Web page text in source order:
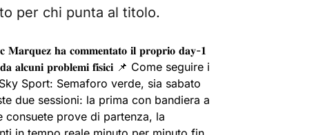
per chi punta al titolo.
𝐌𝐚𝐫𝐪𝐮𝐞𝐳 𝐡𝐚 𝐜𝐨𝐦𝐦𝐞𝐧𝐭𝐚𝐭𝐨 𝐢𝐥 𝐩𝐫𝐨𝐩𝐫𝐢𝐨 𝐝𝐚𝐲-𝟏
𝐚𝐥𝐜𝐮𝐧𝐢 𝐩𝐫𝐨𝐛𝐥𝐞𝐦𝐢 𝐟𝐢𝐬𝐢𝐜𝐢 📌 Come seguire i
Sport: Semaforo verde, sia sabato
due sessioni: la prima con bandiera a
prove di partenza, la